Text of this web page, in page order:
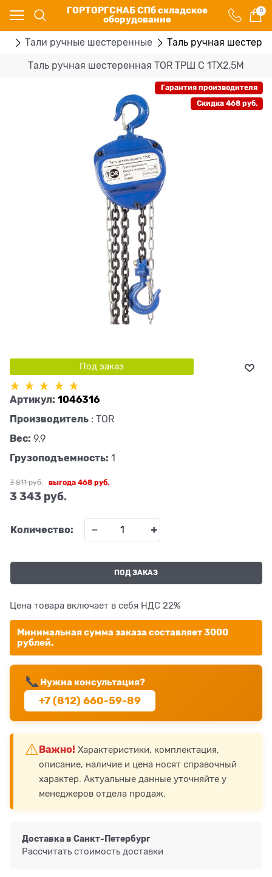
ГОРТОРГСНАБ СПб складское
оборудование
0
Тали ручные шестеренные Таль ручная
Таль ручная шестеренная TOR ТРШ C 1ТХ2,5М
Гарантия производителя
Скидка 468 руб.
Под заказ
Артикул: 1046316
Производитель : TOR
Вес: 9,9
Грузоподъемность: 1
3 811 руб.
3 343 руб.
выгода468 руб.
Количество:
ПОД ЗАКАЗ
Цена товара включает в себя НДС 22%
Минимальная сумма заказа составляет 3000
рублей.
📞 Нужна консультация?
+7 (812) 660-59-89
⚠️ Важно! Характеристики, комплектация,
описание, наличие и цена носят справочный
характер. Актуальные данные уточняйте у
менеджеров отдела продаж.
Доставка в Санкт-Петербург
Рассчитать стоимость доставки